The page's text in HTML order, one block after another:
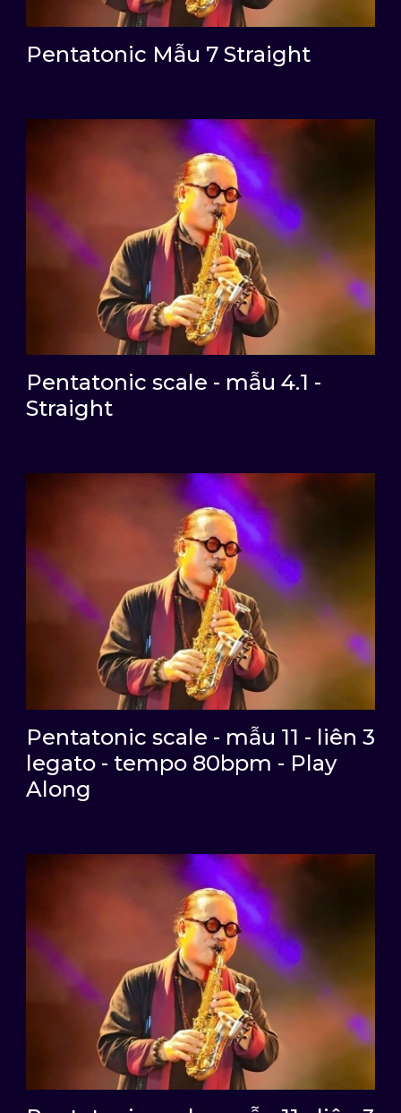
Pentatonic Mẫu 7 Straight
Pentatonic scale - mẫu 4.1 -
Straight
Pentatonic scale - mẫu 11 - liên 3
legato - tempo 80bpm - Play
Along